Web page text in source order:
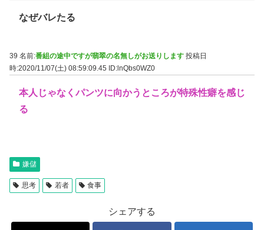
なぜバレたる
39 名前:番組の途中ですが翡翠の名無しがお送りします 投稿日
時:2020/11/07(土) 08:59:09.45
ID:lnQbs0WZ0
本人じゃなくパンツに向かうところが特殊性癖を感じ
る
嫌儲
思考 若者 食事
シェアする